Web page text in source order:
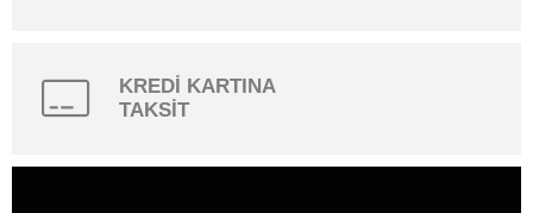
KREDİ KARTINA
TAKSİT